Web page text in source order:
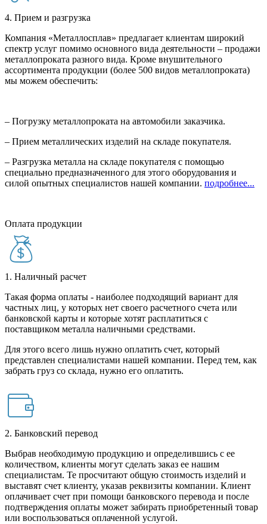
4. Прием и разгрузка
Компания «Металлосплав» предлагает клиентам широкий
спектр услуг помимо основного вида деятельности – продажи
металлопроката разного вида. Кроме внушительного
ассортимента продукции (более 500 видов металлопроката)
мы можем обеспечить:
– Погрузку металлопроката на автомобили заказчика.
– Прием металлических изделий на складе покупателя.
– Разгрузка металла на складе покупателя с помощью
специально предназначенного для этого оборудования и
силой опытных специалистов нашей компании. подробнее...
Оплата продукции
1. Наличный расчет
Такая форма оплаты - наиболее подходящий вариант для
частных лиц, у которых нет своего расчетного счета или
банковской карты и которые хотят расплатиться с
поставщиком металла наличными средствами.
Для этого всего лишь нужно оплатить счет, который
представлен специалистами нашей компании. Перед тем, как
забрать груз со склада, нужно его оплатить.
2. Банковский перевод
Выбрав необходимую продукцию и определившись с ее
количеством, клиенты могут сделать заказ ее нашим
специалистам. Те просчитают общую стоимость изделий и
выставят счет клиенту, указав реквизиты компании. Клиент
оплачивает счет при помощи банковского перевода и после
подтверждения оплаты может забирать приобретенный товар
или воспользоваться оплаченной услугой.